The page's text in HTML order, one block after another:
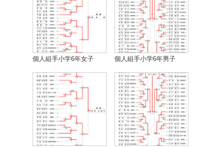
個人組手小学6年女子 個人組手小学6年男子